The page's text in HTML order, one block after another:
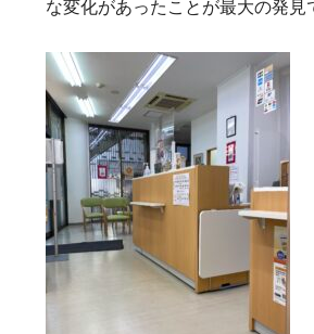
な変化があったことが最大の発見